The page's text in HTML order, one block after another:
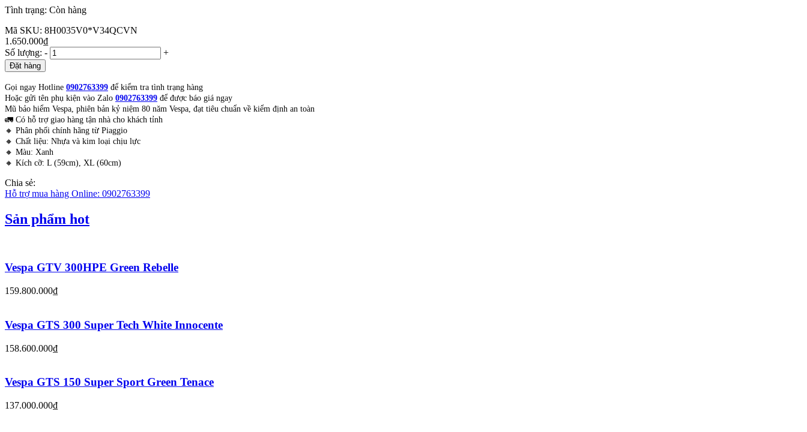
Tình trạng: Còn hàng
Mã SKU: 8H0035V0*V34QCVN
1.650.000₫
Số lượng: - +
Đặt hàng
Gọi ngay Hotline 0902763399 để kiểm tra tình trạng hàng
Hoặc gửi tên phụ kiện vào Zalo 0902763399 để được báo giá ngay
Mũ bảo hiểm Vespa, phiên bản kỷ niệm 80 năm Vespa, đạt tiêu chuẩn về kiểm định an toàn
🚛 Có hỗ trợ giao hàng tận nhà cho khách tỉnh
🔸 Phân phối chính hãng từ Piaggio
🔸 Chất liệu: Nhựa và kim loại chịu lực
🔸 Màu: Xanh
🔸 Kích cỡ: L (59cm), XL (60cm)
Chia sẻ:
Hỗ trợ mua hàng Online: 0902763399
Sản phẩm hot
Vespa GTV 300HPE Green Rebelle
159.800.000₫
Vespa GTS 300 Super Tech White Innocente
158.600.000₫
Vespa GTS 150 Super Sport Green Tenace
137.000.000₫